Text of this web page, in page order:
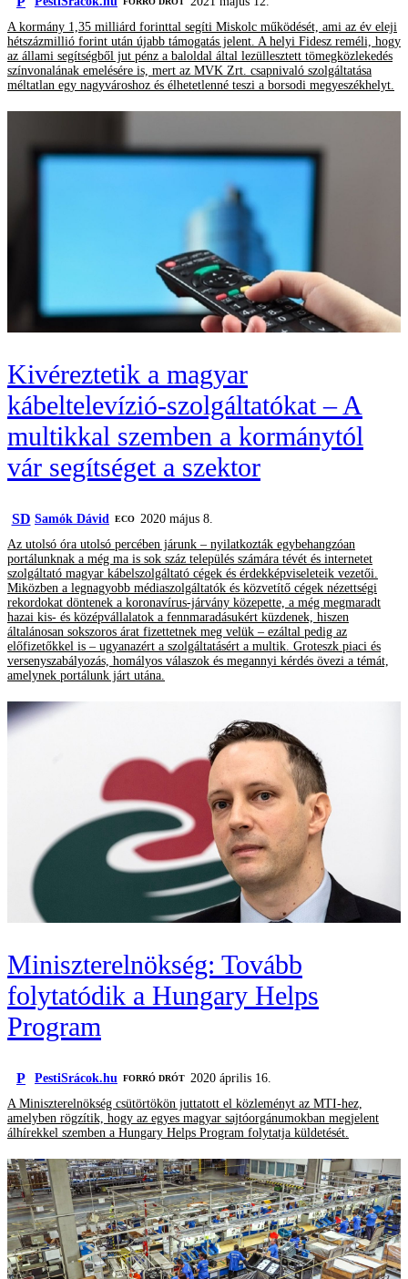
A kormány 1,35 milliárd forinttal segíti Miskolc működését, ami az év eleji
hétszázmillió forint után újabb támogatás jelent. A helyi Fidesz reméli, hogy
az állami segítségből jut pénz a baloldal által lezüllesztett tömegközlekedés
színvonalának emelésére is, mert az MVK Zrt. csapnivaló szolgáltatása
méltatlan egy nagyvároshoz és élhetetlenné teszi a borsodi megyeszékhelyt.
Kivéreztetik a magyar
kábeltelevízió-szolgáltatókat – A
multikkal szemben a kormánytól
vár segítséget a szektor
SD Samók Dávid ECO
2020 május 8.
Az utolsó óra utolsó percében járunk – nyilatkozták egybehangzóan
portálunknak a még ma is sok száz település számára tévét és internetet
szolgáltató magyar kábelszolgáltató cégek és érdekképviseleteik vezetői.
Miközben a legnagyobb médiaszolgáltatók és közvetítő cégek nézettségi
rekordokat döntenek a koronavírus-járvány közepette, a még megmaradt
hazai kis- és középvállalatok a fennmaradásukért küzdenek, hiszen
általánosan sokszoros árat fizettetnek meg velük – ezáltal pedig az
előfizetőkkel is – ugyanazért a szolgáltatásért a multik. Groteszk piaci és
versenyszabályozás, homályos válaszok és megannyi kérdés övezi a témát,
amelynek portálunk járt utána.
Miniszterelnökség: Tovább
folytatódik a Hungary Helps
Program
P PestiSrácok.hu FORRÓ DRÓT
2020 április 16.
A Miniszterelnökség csütörtökön juttatott el közleményt az MTI-hez,
amelyben rögzítik, hogy az egyes magyar sajtóorgánumokban megjelent
álhírekkel szemben a Hungary Helps Program folytatja küldetését.